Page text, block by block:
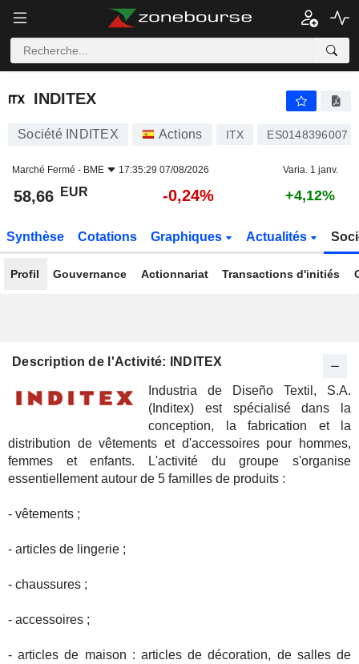
INDITEX
INDITEX
Société INDITEX Actions ITX ES0148396007
Marché Fermé - BME 17:35:29 07/08/2026 Varia. 1 janv.
58,66 EUR -0,24% +4,12%
Synthèse Cotations Graphiques Actualités
Profil Gouvernance Actionnariat Transactions d'initiés
Description de l'Activité: INDITEX
Industria de Diseño Textil, S.A.
(Inditex) est spécialisé dans la
conception, la fabrication et la
distribution de vêtements et d'accessoires pour hommes,
femmes et enfants. L'activité du groupe s'organise
essentiellement autour de 5 familles de produits :
- vêtements ;
- articles de lingerie ;
- chaussures ;
- accessoires ;
- articles de maison : articles de décoration, de salles de